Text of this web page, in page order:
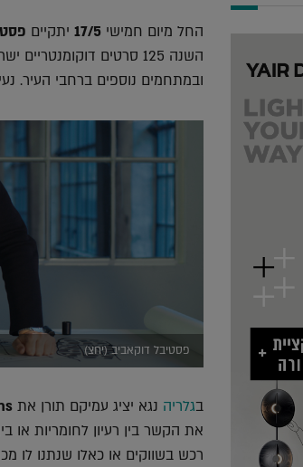
החל מיום חמישי 17/5 יתקיים
השנה 125 סרטים
ובמתחמים נוספים ברחבי העיר. נעילה:
פסטיבל דוקאביב (יחצ)
בגלריה נגא יציג עמיקם תורן את
את הקשר בין רעיון לחומריות או
רכש בשווקים או כאלו שנתנו לו